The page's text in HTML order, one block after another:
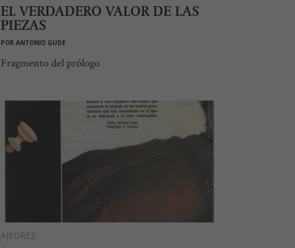
EL VERDADERO VALOR DE LAS
PIEZAS
POR ANTONIO GUDE
Fragmento del prólogo
AJEDREZ